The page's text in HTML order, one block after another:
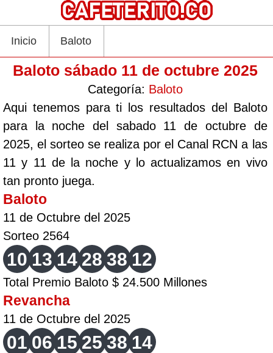
Inicio Baloto
Baloto sábado 11 de octubre 2025
Categoría: Baloto
Aqui tenemos para ti los resultados del Baloto
para la noche del sabado 11 de octubre de
2025, el sorteo se realiza por el Canal RCN a las
11 y 11 de la noche y lo actualizamos en vivo
tan pronto juega.
Baloto
11 de Octubre del 2025
Sorteo 2564
10 13 14 28 38 12
Total Premio Baloto $ 24.500 Millones
Revancha
11 de Octubre del 2025
01 06 15 25 38 14